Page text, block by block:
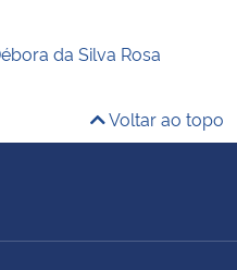
da Silva Rosa
Voltar ao topo